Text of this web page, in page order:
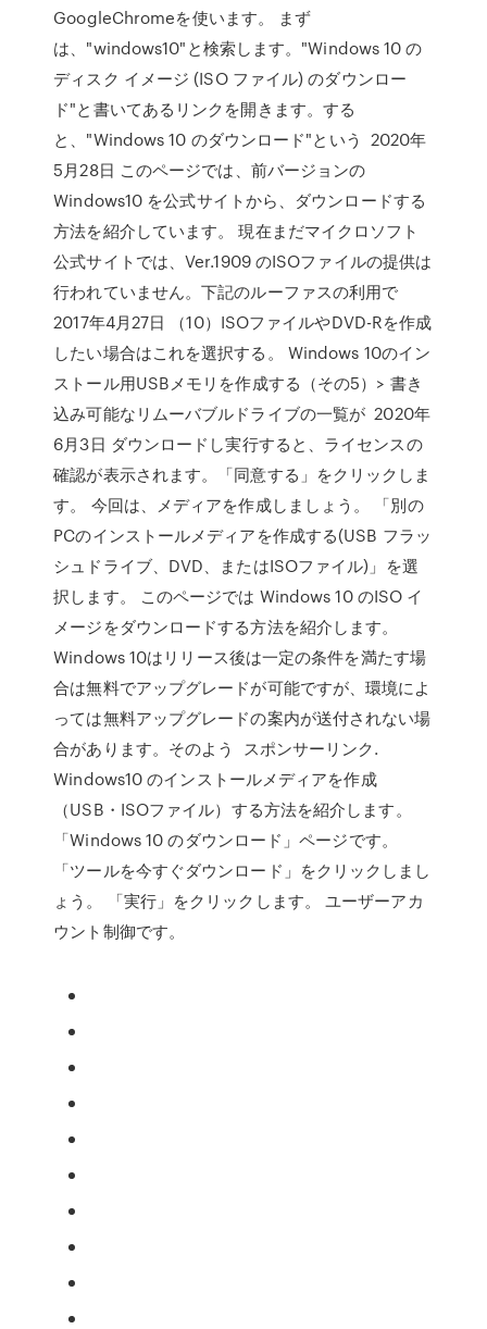
GoogleChromeを使います。 まず
は、"windows10"と検索します。"Windows 10 の
ディスク イメージ (ISO ファイル) のダウンロー
ド"と書いてあるリンクを開きます。する
と、"Windows 10 のダウンロード"という 2020年
5月28日 このページでは、前バージョンの
Windows10 を公式サイトから、ダウンロードする
方法を紹介しています。 現在まだマイクロソフト
公式サイトでは、Ver.1909 のISOファイルの提供は
行われていません。下記のルーファスの利用で
2017年4月27日 （10）ISOファイルやDVD-Rを作成
したい場合はこれを選択する。 Windows 10のイン
ストール用USBメモリを作成する（その5）> 書き
込み可能なリムーバブルドライブの一覧が 2020年
6月3日 ダウンロードし実行すると、ライセンスの
確認が表示されます。「同意する」をクリックしま
す。 今回は、メディアを作成しましょう。 「別の
PCのインストールメディアを作成する(USB フラッ
シュドライブ、DVD、またはISOファイル)」を選
択します。 このページでは Windows 10 のISO イ
メージをダウンロードする方法を紹介します。
Windows 10はリリース後は一定の条件を満たす場
合は無料でアップグレードが可能ですが、環境によ
っては無料アップグレードの案内が送付されない場
合があります。そのよう スポンサーリンク.
Windows10 のインストールメディアを作成
（USB・ISOファイル）する方法を紹介します。
「Windows 10 のダウンロード」ページです。
「ツールを今すぐダウンロード」をクリックしまし
ょう。 「実行」をクリックします。 ユーザーアカ
ウント制御です。